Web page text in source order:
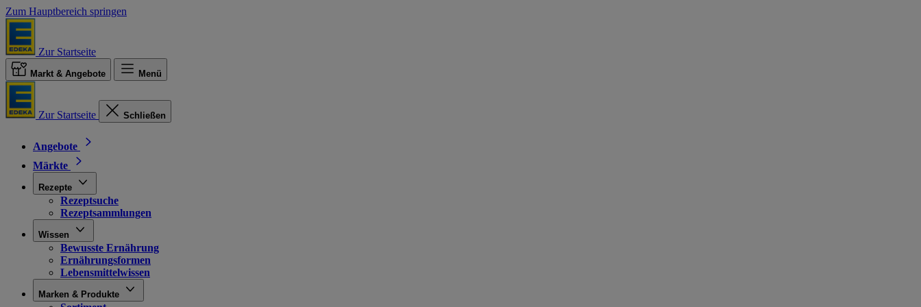
Zum Hauptbereich springen
Zur Startseite
Markt & Angebote Menü
Zur Startseite Schließen
Angebote
Märkte
Rezepte
Rezeptsuche
Rezeptsammlungen
Wissen
Bewusste Ernährung
Ernährungsformen
Lebensmittelwissen
Marken & Produkte